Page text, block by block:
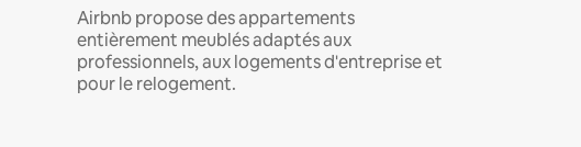
Airbnb propose des appartements
entièrement meublés adaptés aux
professionnels, aux logements d'entreprise et
pour le relogement.